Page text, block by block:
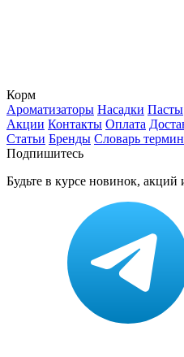
Корм
Ароматизаторы Насадки Пасты
Акции Контакты Оплата
Статьи Бренды Словарь
Подпишитесь
Будьте в курсе новинок, акций